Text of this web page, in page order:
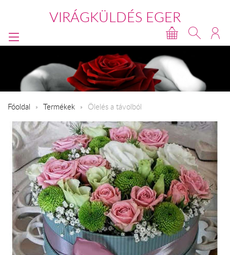
VIRÁGKÜLDÉS EGER
Főoldal Termékek Ölelés a távolból